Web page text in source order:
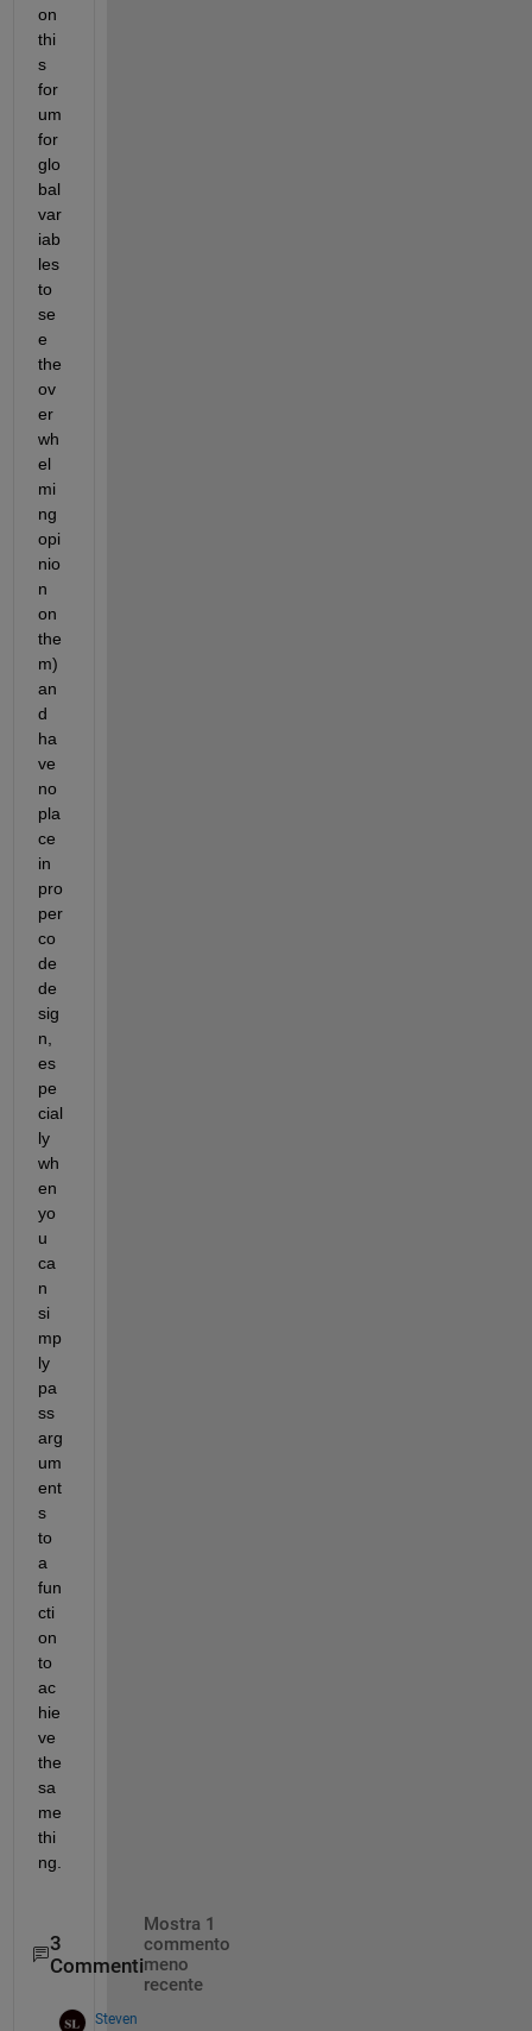
on
thi
s
for
um
for
glo
bal
var
iab
les
to
se
e
the
ov
er
wh
el
mi
ng
opi
nio
n
on
the
m)
an
d
ha
ve
no
pla
ce
in
pro
per
co
de
de
sig
n,
es
pe
cial
ly
wh
en
yo
u
ca
n
si
mp
ly
pa
ss
arg
um
ent
s
to
a
fun
cti
on
to
ac
hie
ve
the
sa
me
thi
ng.
3
Commenti
Mostra 1
commento
meno
recente
Steven